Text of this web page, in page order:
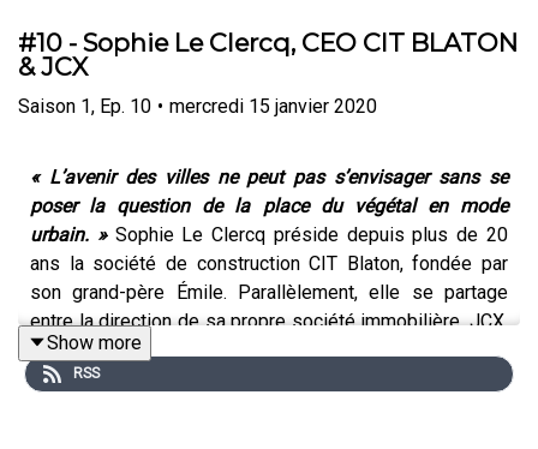
#10 - Sophie Le Clercq, CEO CIT BLATON
& JCX
Saison 1, Ep. 10 • mercredi 15 janvier 2020
« L’avenir des villes ne peut pas s’envisager sans se
poser la question de la place du végétal en mode
urbain. » Sophie Le Clercq préside depuis plus de 20
ans la société de construction CIT Blaton, fondée par
son grand-père Émile. Parallèlement, elle se partage
entre la direction de sa propre société immobilière, JCX,
et l’exploitation d’un domaine agro-viticole en Provence.
Elle est la rédactrice en chef invitée de notre magazine
Show more
RSS